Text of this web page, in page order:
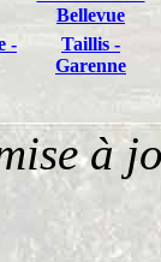
Bellevue
-
Taillis -
Garenne
à